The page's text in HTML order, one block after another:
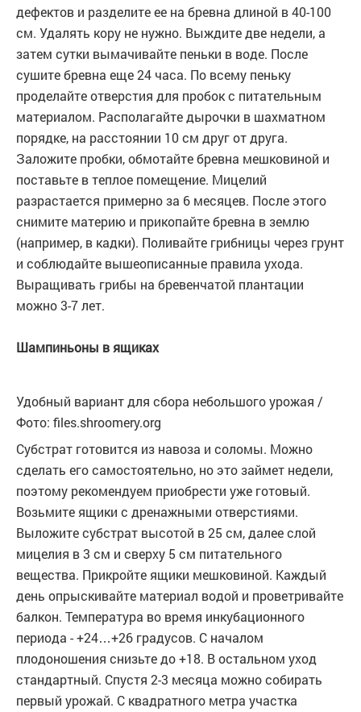
дефектов и разделите ее на бревна длиной в 40-100
см. Удалять кору не нужно. Выждите две недели, а
затем сутки вымачивайте пеньки в воде. После
сушите бревна еще 24 часа. По всему пеньку
проделайте отверстия для пробок с питательным
материалом. Располагайте дырочки в шахматном
порядке, на расстоянии 10 см друг от друга.
Заложите пробки, обмотайте бревна мешковиной и
поставьте в теплое помещение. Мицелий
разрастается примерно за 6 месяцев. После этого
снимите материю и прикопайте бревна в землю
(например, в кадки). Поливайте грибницы через грунт
и соблюдайте вышеописанные правила ухода.
Выращивать грибы на бревенчатой плантации
можно 3-7 лет.
Шампиньоны в ящиках
Удобный вариант для сбора небольшого урожая /
Фото: files.shroomery.org
Субстрат готовится из навоза и соломы. Можно
сделать его самостоятельно, но это займет недели,
поэтому рекомендуем приобрести уже готовый.
Возьмите ящики с дренажными отверстиями.
Выложите субстрат высотой в 25 см, далее слой
мицелия в 3 см и сверху 5 см питательного
вещества. Прикройте ящики мешковиной. Каждый
день опрыскивайте материал водой и проветривайте
балкон. Температура во время инкубационного
периода - +24…+26 градусов. С началом
плодоношения снизьте до +18. В остальном уход
стандартный. Спустя 2-3 месяца можно собирать
первый урожай. С квадратного метра участка